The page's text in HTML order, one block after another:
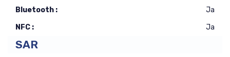
Bluetooth :
Ja
NFC :
Ja
SAR